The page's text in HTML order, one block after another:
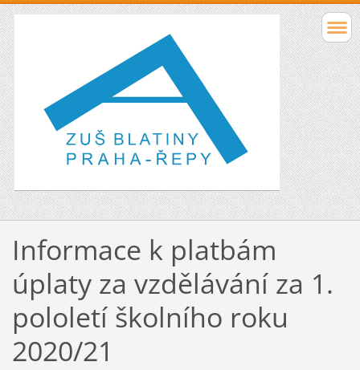
Informace k platbám
úplaty za vzdělávání za 1.
pololetí školního roku
2020/21